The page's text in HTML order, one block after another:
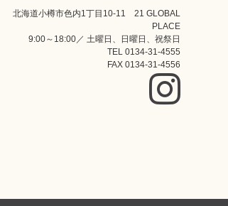
北海道小樽市色内1丁目10-11 21 GLOBAL
PLACE
9:00～18:00／ 土曜日、日曜日、祝祭日
TEL 0134-31-4555
FAX 0134-31-4556